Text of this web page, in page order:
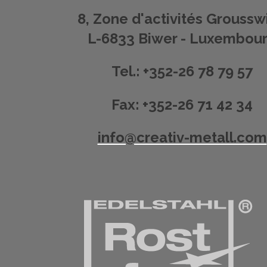
8, Zone d'activités
L-6833 Biwer -
Tel.: +352-26 78 79 57
Fax: +352-26 71 42 34
info@creativ-metall.com